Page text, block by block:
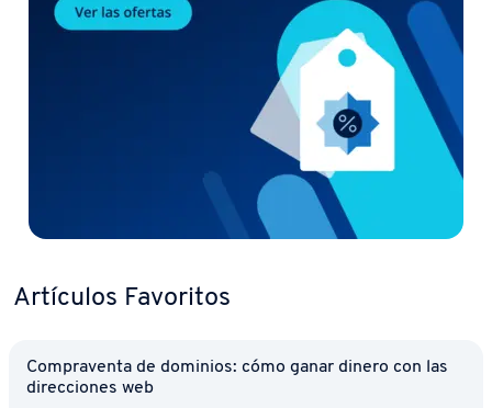
Artículos Favoritos
Co­m­pra­ve­n­ta de dominios: cómo ganar dinero con las
di­re­c­cio­nes web